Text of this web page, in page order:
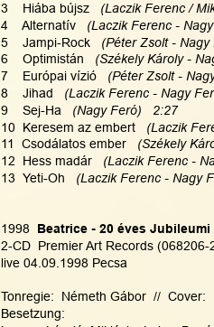
3    Hiába bújsz
(Laczik Ferenc /
4    Alternatív
(Laczik Ferenc -
5    Jampi-Rock
(Péter Zsolt -
6    Optimistán
(Székely Károly -
7    Európai vízió
(Péter Zsolt -
8    Jihad
(Laczik Ferenc - Nagy
9    Sej-Ha
(Nagy Feró)   2:27
10  Keresem az embert
(Laczik
11  Csodálatos ember
(Székely
12  Hess madár
(Laczik Ferenc -
13  Yeti-Oh
(Laczik Ferenc - Nagy
1998 Beatrice - 20 éves
2-CD  Premier Art Records (068206-
live 04.09.1998 Pecsa
Tonregie:  Németh Gábor  //  Cover:
Besetzung: